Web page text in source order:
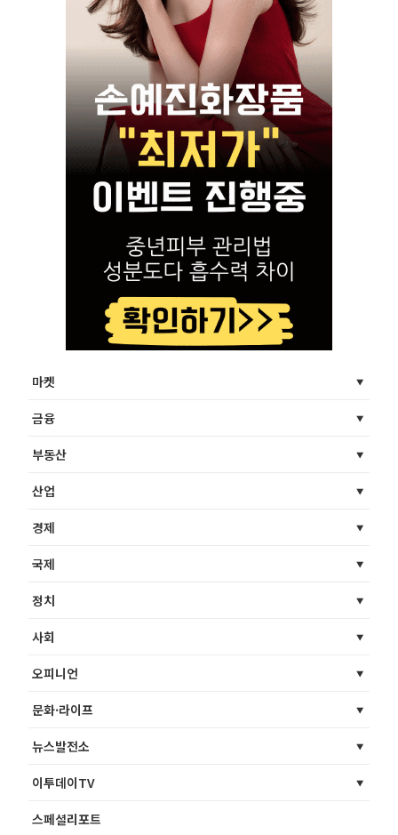
마켓
금융
부동산
산업
경제
국제
정치
사회
오피니언
문화·라이프
뉴스발전소
이투데이TV
스페셜리포트